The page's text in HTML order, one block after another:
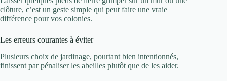
clôture, c’est un geste simple qui peut faire une vraie
différence pour vos colonies.
Les erreurs courantes à éviter
Plusieurs choix de jardinage, pourtant bien intentionnés,
finissent par pénaliser les abeilles plutôt que de les aider.